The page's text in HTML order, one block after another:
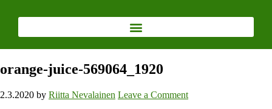
orange-juice-569064_1920
2.3.2020 by Riitta Nevalainen Leave a Comment